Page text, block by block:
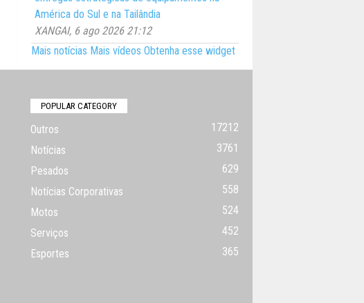
América do Sul e na Tailândia
XANGAI, 6 ago 2026 21:12
Mais notícias Mais vídeos Obtenha esse widget
POPULAR CATEGORY
Outros
17212
Notícias
3761
Pesados
629
Notícias Corporativas
558
Motos
524
Serviços
452
Esportes
365